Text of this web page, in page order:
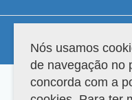
Compatibilidade
Versão do sistema: 3.88.9
Nós usamos
de navegação no
concorda com a